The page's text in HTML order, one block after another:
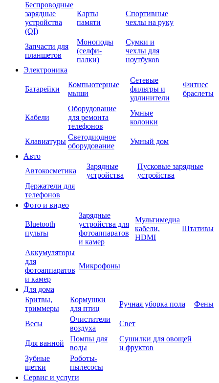
Беспроводные
зарядные
устройства
(QI)
Карты
памяти
Спортивные
чехлы на руку
Запчасти для
планшетов
Моноподы
(селфи-
палки)
Сумки и
чехлы для
ноутбуков
Электроника
Батарейки
Компьютерные
мыши
Сетевые
фильтры и
удлинители
Фитнес
браслеты
Кабели
Оборудование
для ремонта
телефонов
Умные
колонки
Клавиатуры
Светодиодное
оборудование
Умный дом
Авто
Автокосметика
Зарядные
устройства
Пусковые зарядные
устройства
Держатели для
телефонов
Фото и видео
Bluetooth
пульты
Зарядные
устройства для
фотоаппаратов
и камер
Мультимедиа
кабели,
HDMI
Штативы
Аккумуляторы
для
фотоаппаратов
и камер
Микрофоны
Для дома
Бритвы,
триммеры
Кормушки
для птиц
Ручная уборка пола Фены
Весы
Очистители
воздуха
Свет
Для ванной
Помпы для
воды
Сушилки для овощей
и фруктов
Зубные
щетки
Роботы-
пылесосы
Сервис и услуги